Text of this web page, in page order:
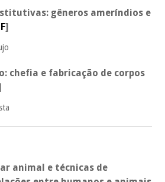
gêneros ameríndios e
]
chefia e fabricação de corpos
animal e técnicas de